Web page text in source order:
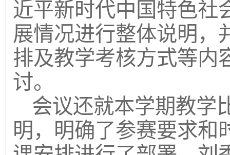
近平新时代中国特色社
展情况进行整体说明，
排及教学考核方式等内
讨。
会议还就本学期教学
明，明确了参赛要求和